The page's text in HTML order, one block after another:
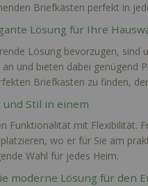
Briefkästen perfekt in
Lösung für Ihre
Lösung bevorzugen,
und bieten dabei genügend
Briefkasten zu finden,
Stil in einem
Funktionalität mit Flexibilität.
wo er für Sie am
Wahl für jedes Heim.
moderne Lösung für den